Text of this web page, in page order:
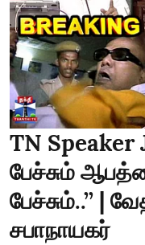
TN
பேச்சும்
பேச்சும்..’’ |
சபாநாயகர்